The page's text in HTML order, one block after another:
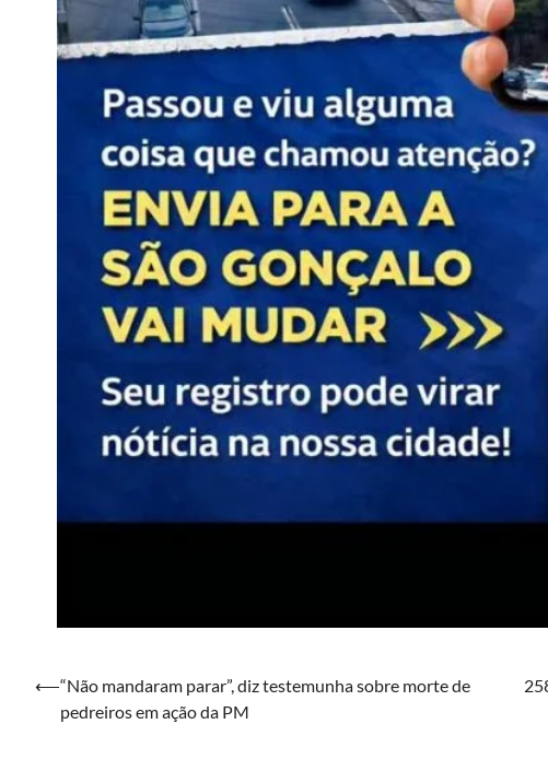
Navegação
⟵“Não mandaram parar”, diz testemunha sobre morte de
pedreiros em ação da PM